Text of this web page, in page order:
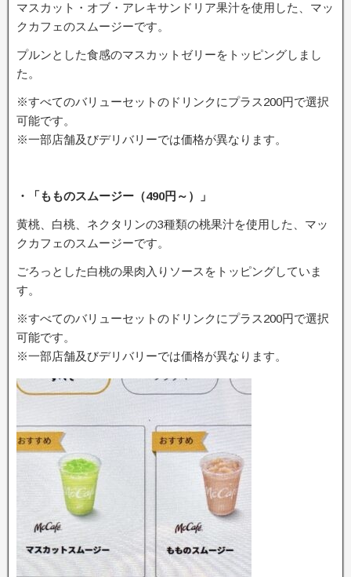
マスカット・オブ・アレキサンドリア果汁を使用した、マッ
クカフェのスムージーです。
プルンとした食感のマスカットゼリーをトッピングしまし
た。
※すべてのバリューセットのドリンクにプラス200円で選択
可能です。
※一部店舗及びデリバリーでは価格が異なります。
・「もものスムージー（490円～）」
黄桃、白桃、ネクタリンの3種類の桃果汁を使用した、マッ
クカフェのスムージーです。
ごろっとした白桃の果肉入りソースをトッピングしていま
す。
※すべてのバリューセットのドリンクにプラス200円で選択
可能です。
※一部店舗及びデリバリーでは価格が異なります。